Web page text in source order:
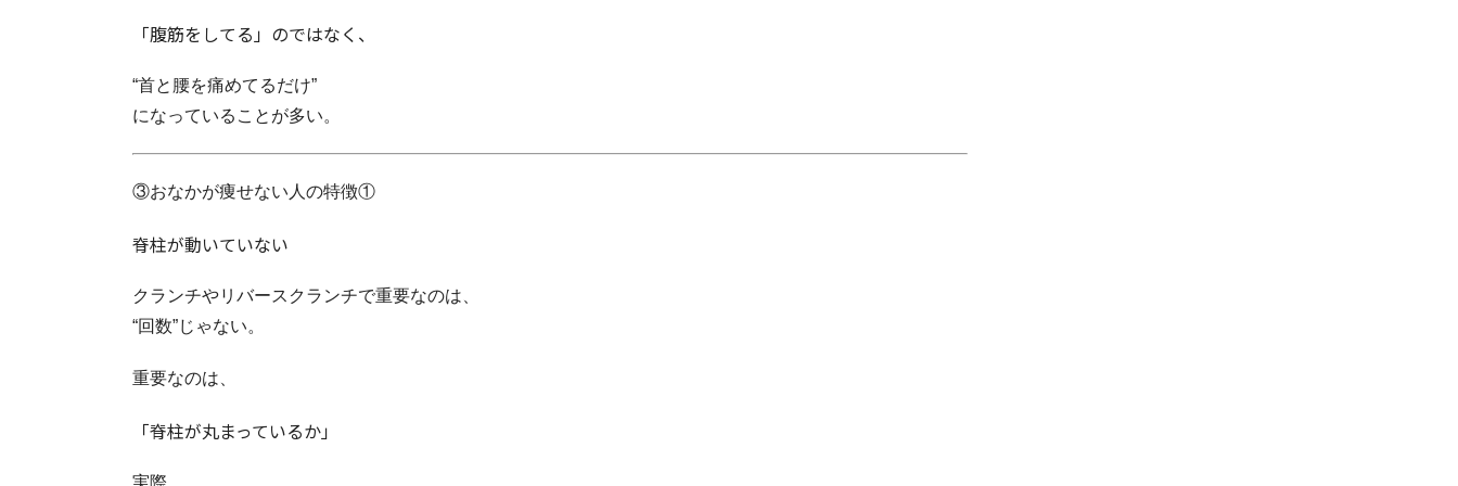
「腹筋をしてる」のではなく、
“首と腰を痛めてるだけ”
になっていることが多い。
③おなかが痩せない人の特徴①
脊柱が動いていない
クランチやリバースクランチで重要なのは、
“回数”じゃない。
重要なのは、
「脊柱が丸まっているか」
実際、